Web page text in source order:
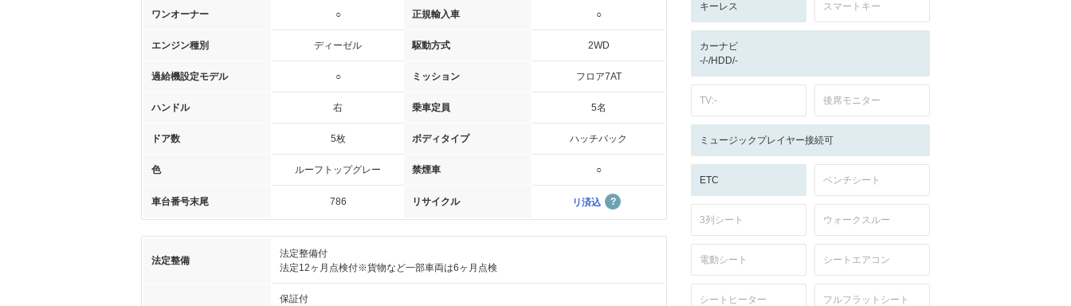
ワンオーナー ○ 正規輸入車 ○
エンジン種別 ディーゼル 駆動方式 2WD
過給機設定モデル ○ ミッション フロア7AT
ハンドル 右 乗車定員 5名
ドア数 5枚 ボディタイプ ハッチバック
色 ルーフトップグレー 禁煙車 ○
車台番号末尾 786 リサイクル リ済込
法定整備
法定整備付
法定12ヶ月点検付※貨物など一部車両は6ヶ月点検
保証付
キーレス スマートキー
カーナビ
-/-/HDD/-
TV:- 後席モニター
ミュージックプレイヤー接続可
ETC ベンチシート
3列シート ウォークスルー
電動シート シートエアコン
シートヒーター フルフラットシート